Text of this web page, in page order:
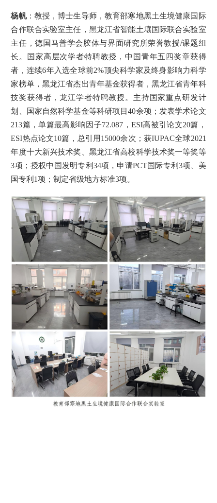
杨帆：教授，博士生导师，教育部寒地黑土生境健康国际
合作联合实验室主任，黑龙江省智能土壤国际联合实验室
主任，德国马普学会胶体与界面研究所荣誉教授/课题组
长。国家高层次学者特聘教授，中国青年五四奖章获得
者，连续6年入选全球前2%顶尖科学家及终身影响力科学
家榜单，黑龙江省杰出青年基金获得者，黑龙江省青年科
技奖获得者，龙江学者特聘教授。主持国家重点研发计
划、国家自然科学基金等科研项目40余项；发表学术论文
213篇，单篇最高影响因子72.087，ESI高被引论文20篇，
ESI热点论文10篇，总引用15000余次；获IUPAC全球2021
年度十大新兴技术奖、黑龙江省高校科学技术奖一等奖等
3项；授权中国发明专利34项，申请PCT国际专利3项、美
国专利1项；制定省级地方标准3项。